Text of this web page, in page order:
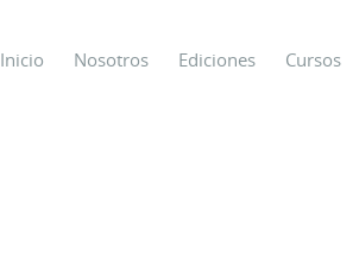
Inicio Nosotros Ediciones Cursos